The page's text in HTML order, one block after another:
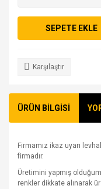
SEPETE EKLE
Karşılaştır
ÜRÜN BİLGİSİ
Firmamız ikaz uyarı
firmadır.
Üretimini yapmış
renkler dikkate alınarak